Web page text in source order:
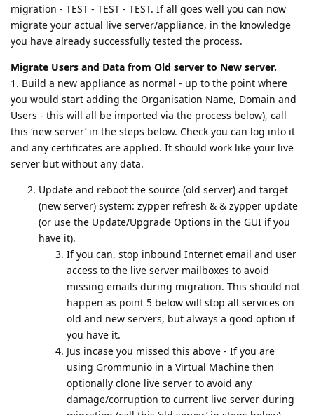
migration - TEST - TEST - TEST. If all goes well you can now
migrate your actual live server/appliance, in the knowledge
you have already successfully tested the process.
Migrate Users and Data from Old server to New server.
1. Build a new appliance as normal - up to the point where
you would start adding the Organisation Name, Domain and
Users - this will all be imported via the process below), call
this ‘new server’ in the steps below. Check you can log into it
and any certificates are applied. It should work like your live
server but without any data.
Update and reboot the source (old server) and target
(new server) system: zypper refresh & & zypper update
(or use the Update/Upgrade Options in the GUI if you
have it).
If you can, stop inbound Internet email and user
access to the live server mailboxes to avoid
missing emails during migration. This should not
happen as point 5 below will stop all services on
old and new servers, but always a good option if
you have it.
Jus incase you missed this above - If you are
using Grommunio in a Virtual Machine then
optionally clone live server to avoid any
damage/corruption to current live server during